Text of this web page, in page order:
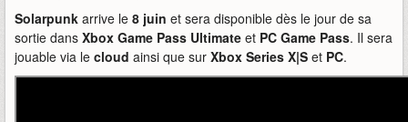
Solarpunk arrive le 8 juin et sera disponible dès le jour de sa
sortie dans Xbox Game Pass Ultimate et PC Game Pass. Il sera
jouable via le cloud ainsi que sur Xbox Series X|S et PC.